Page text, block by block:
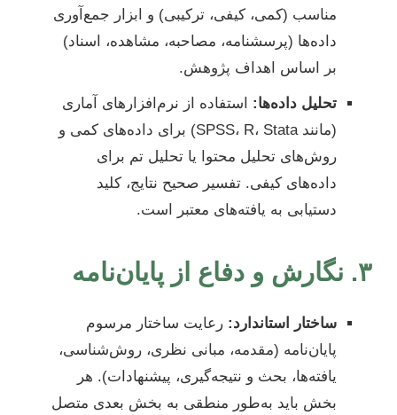
مناسب (کمی، کیفی، ترکیبی) و ابزار جمع‌آوری
داده‌ها (پرسشنامه، مصاحبه، مشاهده، اسناد)
بر اساس اهداف پژوهش.
تحلیل داده‌ها: استفاده از نرم‌افزارهای آماری
(مانند SPSS، R، Stata) برای داده‌های کمی و
روش‌های تحلیل محتوا یا تحلیل تم برای
داده‌های کیفی. تفسیر صحیح نتایج، کلید
دستیابی به یافته‌های معتبر است.
۳. نگارش و دفاع از پایان‌نامه
ساختار استاندارد: رعایت ساختار مرسوم
پایان‌نامه (مقدمه، مبانی نظری، روش‌شناسی،
یافته‌ها، بحث و نتیجه‌گیری، پیشنهادات). هر
بخش باید به‌طور منطقی به بخش بعدی متصل